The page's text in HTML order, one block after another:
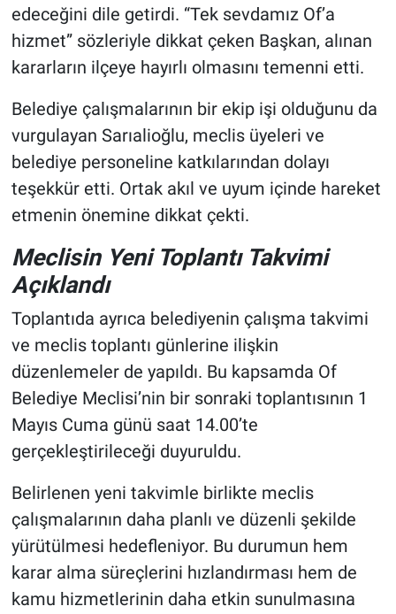
edeceğini dile getirdi. “Tek sevdamız Of’a
hizmet” sözleriyle dikkat çeken Başkan, alınan
kararların ilçeye hayırlı olmasını temenni etti.
Belediye çalışmalarının bir ekip işi olduğunu da
vurgulayan Sarıalioğlu, meclis üyeleri ve
belediye personeline katkılarından dolayı
teşekkür etti. Ortak akıl ve uyum içinde hareket
etmenin önemine dikkat çekti.
Meclisin Yeni Toplantı Takvimi
Açıklandı
Toplantıda ayrıca belediyenin çalışma takvimi
ve meclis toplantı günlerine ilişkin
düzenlemeler de yapıldı. Bu kapsamda Of
Belediye Meclisi’nin bir sonraki toplantısının 1
Mayıs Cuma günü saat 14.00’te
gerçekleştirileceği duyuruldu.
Belirlenen yeni takvimle birlikte meclis
çalışmalarının daha planlı ve düzenli şekilde
yürütülmesi hedefleniyor. Bu durumun hem
karar alma süreçlerini hızlandırması hem de
kamu hizmetlerinin daha etkin sunulmasına